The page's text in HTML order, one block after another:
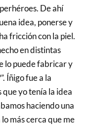
De ahí
idea, ponerse y
fricción con la piel.
en distintas
lo puede fabricar y
Íñigo fue a la
que yo tenía la idea
haciendo una
más cerca que me